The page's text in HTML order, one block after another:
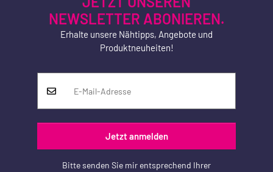
NEWSLETTER ABONIEREN.
Erhalte unsere Nähtipps, Angebote und
Produktneuheiten!
Jetzt anmelden
Bitte senden Sie mir entsprechend Ihrer